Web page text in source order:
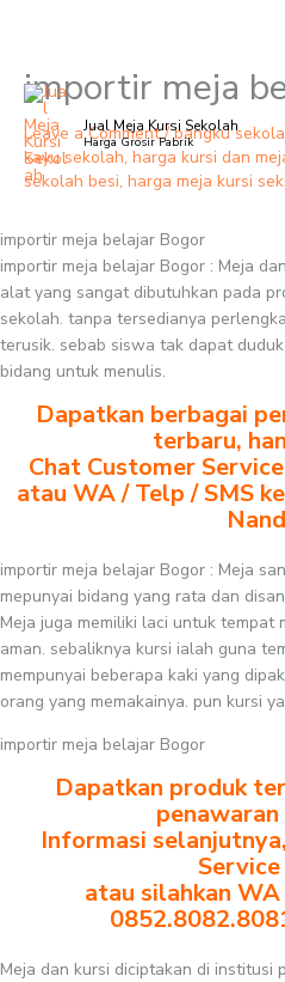
Skip
content
Jual Meja Kursi Sekolah
Harga Grosir Pabrik
importir meja
Leave a Comment /bangku
kayu sekolah, harga kursi dan
sekolah besi, harga meja kursi
importir meja belajar Bogor
importir meja belajar Bogor : Meja
alat yang sangat dibutuhkan pada
sekolah. tanpa tersedianya
terusik. sebab siswa tak dapat
bidang untuk menulis.
Dapatkan berbagai
terbaru,
Chat Customer
atau WA / Telp / SMS
importir meja belajar Bogor : Meja
mepunyai bidang yang rata dan
Meja juga memiliki laci untuk tempat
aman. sebaliknya kursi ialah guna
mempunyai beberapa kaki yang
orang yang memakainya. pun kursi
importir meja belajar Bogor
Dapatkan produk
penawaran
Informasi
atau silahkan
Meja dan kursi diciptakan di institusi